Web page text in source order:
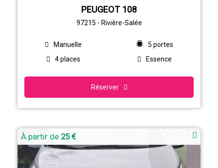
PEUGEOT 108
97215 - Rivière-Salée
Manuelle
5 portes
4 places
Essence
Réserver
À partir de 25 €